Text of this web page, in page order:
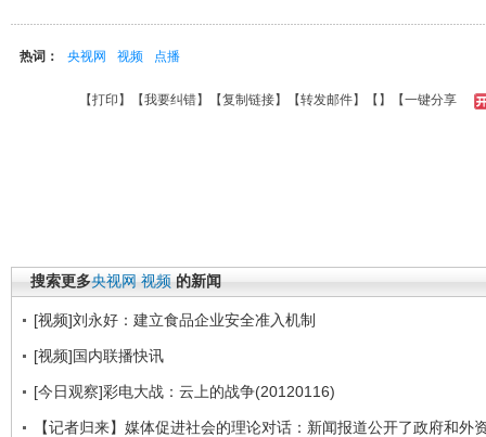
热词： 央视网 视频 点播
【打印 】【我要纠错】【复制链接】【转发邮件】【 】 【一键分享
搜索更多央视网 视频 的新闻
[视频]刘永好：建立食品企业安全准入机制
[视频]国内联播快讯
[今日观察]彩电大战：云上的战争(20120116)
【记者归来】媒体促进社会的理论对话：新闻报道公开了政府和外